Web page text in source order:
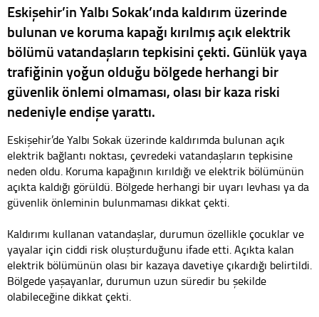
Eskişehir’in Yalbı Sokak’ında kaldırım üzerinde
bulunan ve koruma kapağı kırılmış açık elektrik
bölümü vatandaşların tepkisini çekti. Günlük yaya
trafiğinin yoğun olduğu bölgede herhangi bir
güvenlik önlemi olmaması, olası bir kaza riski
nedeniyle endişe yarattı.
Eskişehir’de Yalbı Sokak üzerinde kaldırımda bulunan açık
elektrik bağlantı noktası, çevredeki vatandaşların tepkisine
neden oldu. Koruma kapağının kırıldığı ve elektrik bölümünün
açıkta kaldığı görüldü. Bölgede herhangi bir uyarı levhası ya da
güvenlik önleminin bulunmaması dikkat çekti.
Kaldırımı kullanan vatandaşlar, durumun özellikle çocuklar ve
yayalar için ciddi risk oluşturduğunu ifade etti. Açıkta kalan
elektrik bölümünün olası bir kazaya davetiye çıkardığı belirtildi.
Bölgede yaşayanlar, durumun uzun süredir bu şekilde
olabileceğine dikkat çekti.